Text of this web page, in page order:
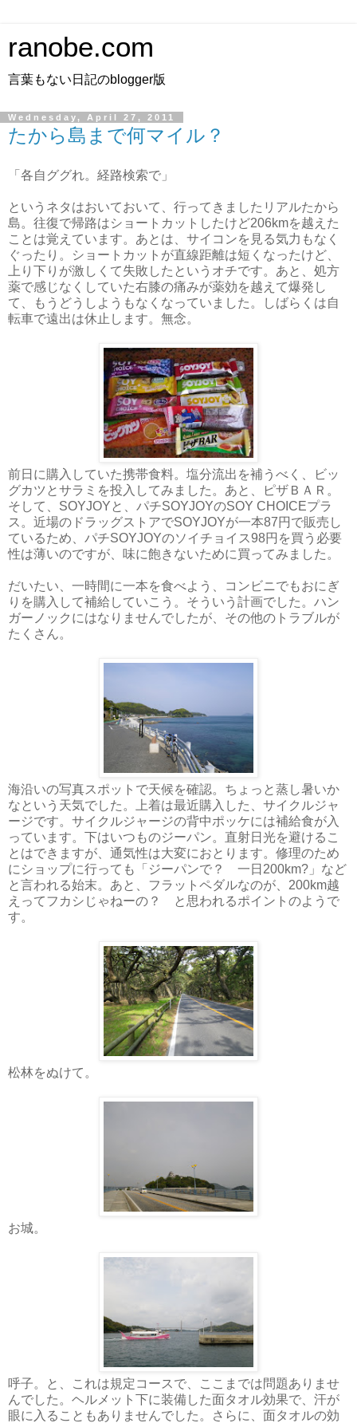
ranobe.com
言葉もない日記のblogger版
Wednesday, April 27, 2011
たから島まで何マイル？
「各自ググれ。経路検索で」
というネタはおいておいて、行ってきましたリアルたから
島。往復で帰路はショートカットしたけど206kmを越えた
ことは覚えています。あとは、サイコンを見る気力もなく
ぐったり。ショートカットが直線距離は短くなったけど、
上り下りが激しくて失敗したというオチです。あと、処方
薬で感じなくしていた右膝の痛みが薬効を越えて爆発し
て、もうどうしようもなくなっていました。しばらくは自
転車で遠出は休止します。無念。
前日に購入していた携帯食料。塩分流出を補うべく、ビッ
グカツとサラミを投入してみました。あと、ピザＢＡＲ。
そして、SOYJOYと、パチSOYJOYのSOY CHOICEプラ
ス。近場のドラッグストアでSOYJOYが一本87円で販売し
ているため、パチSOYJOYのソイチョイス98円を買う必要
性は薄いのですが、味に飽きないために買ってみました。
だいたい、一時間に一本を食べよう、コンビニでもおにぎ
りを購入して補給していこう。そういう計画でした。ハン
ガーノックにはなりませんでしたが、その他のトラブルが
たくさん。
海沿いの写真スポットで天候を確認。ちょっと蒸し暑いか
なという天気でした。上着は最近購入した、サイクルジャ
ージです。サイクルジャージの背中ポッケには補給食が入
っています。下はいつものジーパン。直射日光を避けるこ
とはできますが、通気性は大変におとります。修理のため
にショップに行っても「ジーパンで？ 一日200km?」など
と言われる始末。あと、フラットペダルなのが、200km越
えってフカシじゃねーの？ と思われるポイントのようで
す。
松林をぬけて。
お城。
呼子。と、これは規定コースで、ここまでは問題ありませ
んでした。ヘルメット下に装備した面タオル効果で、汗が
眼に入ることもありませんでした。さらに、面タオルの効